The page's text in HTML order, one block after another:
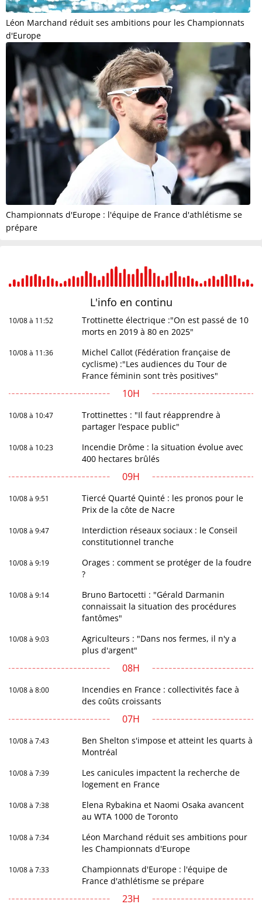
Léon Marchand réduit ses ambitions pour les Championnats
d'Europe
Championnats d'Europe : l'équipe de France d'athlétisme se
prépare
L'info en continu
10/08 à 11:52
Trottinette électrique :"On est passé de 10
morts en 2019 à 80 en 2025"
10/08 à 11:36
Michel Callot (Fédération française de
cyclisme) :"Les audiences du Tour de
France féminin sont très positives"
10H
10/08 à 10:47
Trottinettes : "Il faut réapprendre à
partager l’espace public"
10/08 à 10:23
Incendie Drôme : la situation évolue avec
400 hectares brûlés
09H
10/08 à 9:51
Tiercé Quarté Quinté : les pronos pour le
Prix de la côte de Nacre
10/08 à 9:47
Interdiction réseaux sociaux : le Conseil
constitutionnel tranche
10/08 à 9:19
Orages : comment se protéger de la foudre
?
10/08 à 9:14
Bruno Bartocetti : "Gérald Darmanin
connaissait la situation des procédures
fantômes"
10/08 à 9:03
Agriculteurs : "Dans nos fermes, il n'y a
plus d'argent"
08H
10/08 à 8:00
Incendies en France : collectivités face à
des coûts croissants
07H
10/08 à 7:43
Ben Shelton s'impose et atteint les quarts à
Montréal
10/08 à 7:39
Les canicules impactent la recherche de
logement en France
10/08 à 7:38
Elena Rybakina et Naomi Osaka avancent
au WTA 1000 de Toronto
10/08 à 7:34
Léon Marchand réduit ses ambitions pour
les Championnats d'Europe
10/08 à 7:33
Championnats d'Europe : l'équipe de
France d'athlétisme se prépare
23H